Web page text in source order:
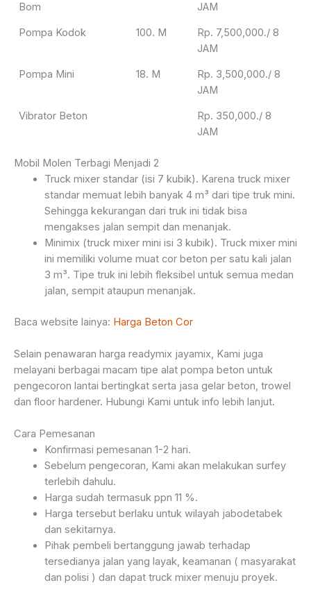
Bom
JAM
Pompa Kodok 100. M
Rp. 7,500,000./ 8
JAM
Pompa Mini 18. M
Rp. 3,500,000./ 8
JAM
Vibrator Beton
Rp. 350,000./ 8
JAM
Mobil Molen Terbagi Menjadi 2
Truck mixer standar (isi 7 kubik). Karena truck mixer
standar memuat lebih banyak 4 m³ dari tipe truk mini.
Sehingga kekurangan dari truk ini tidak bisa
mengakses jalan sempit dan menanjak.
Minimix (truck mixer mini isi 3 kubik). Truck mixer mini
ini memiliki volume muat cor beton per satu kali jalan
3 m³. Tipe truk ini lebih fleksibel untuk semua medan
jalan, sempit ataupun menanjak.
Baca website lainya: Harga Beton Cor
Selain penawaran harga readymix jayamix, Kami juga
melayani berbagai macam tipe alat pompa beton untuk
pengecoron lantai bertingkat serta jasa gelar beton, trowel
dan floor hardener. Hubungi Kami untuk info lebih lanjut.
Cara Pemesanan
Konfirmasi pemesanan 1-2 hari.
Sebelum pengecoran, Kami akan melakukan surfey
terlebih dahulu.
Harga sudah termasuk ppn 11 %.
Harga tersebut berlaku untuk wilayah jabodetabek
dan sekitarnya.
Pihak pembeli bertanggung jawab terhadap
tersedianya jalan yang layak, keamanan ( masyarakat
dan polisi ) dan dapat truck mixer menuju proyek.